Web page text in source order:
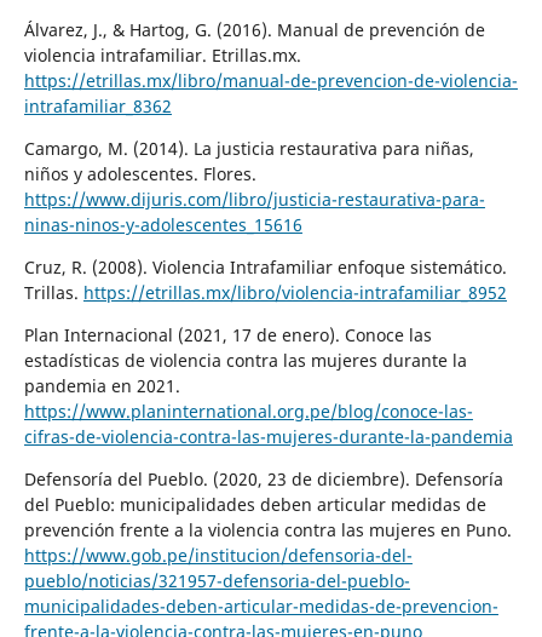
Álvarez, J., & Hartog, G. (2016). Manual de prevención de
violencia intrafamiliar. Etrillas.mx.
https://etrillas.mx/libro/manual-de-prevencion-de-violencia-
intrafamiliar_8362
Camargo, M. (2014). La justicia restaurativa para niñas,
niños y adolescentes. Flores.
https://www.dijuris.com/libro/justicia-restaurativa-para-
ninas-ninos-y-adolescentes_15616
Cruz, R. (2008). Violencia Intrafamiliar enfoque sistemático.
Trillas. https://etrillas.mx/libro/violencia-intrafamiliar_8952
Plan Internacional (2021, 17 de enero). Conoce las
estadísticas de violencia contra las mujeres durante la
pandemia en 2021.
https://www.planinternational.org.pe/blog/conoce-las-
cifras-de-violencia-contra-las-mujeres-durante-la-pandemia
Defensoría del Pueblo. (2020, 23 de diciembre). Defensoría
del Pueblo: municipalidades deben articular medidas de
prevención frente a la violencia contra las mujeres en Puno.
https://www.gob.pe/institucion/defensoria-del-
pueblo/noticias/321957-defensoria-del-pueblo-
municipalidades-deben-articular-medidas-de-prevencion-
frente-a-la-violencia-contra-las-mujeres-en-puno